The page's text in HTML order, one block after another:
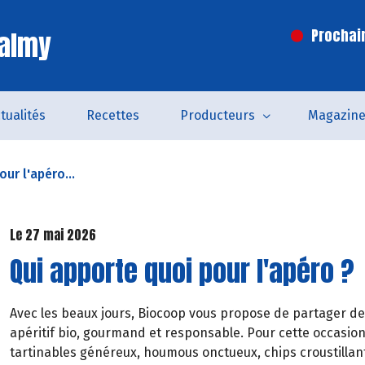
Recettes Producteurs
l'apéro...
Le 27 mai 2026
Qui apporte quoi pour l'apéro ?
Avec les beaux jours, Biocoop vous propose de partager
apéritif bio, gourmand et responsable. Pour cette
tartinables généreux, houmous onctueux, chips